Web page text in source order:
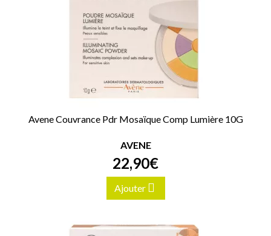
Avene Couvrance Pdr Mosaïque Comp Lumière 10G
AVENE
22,90€
Ajouter